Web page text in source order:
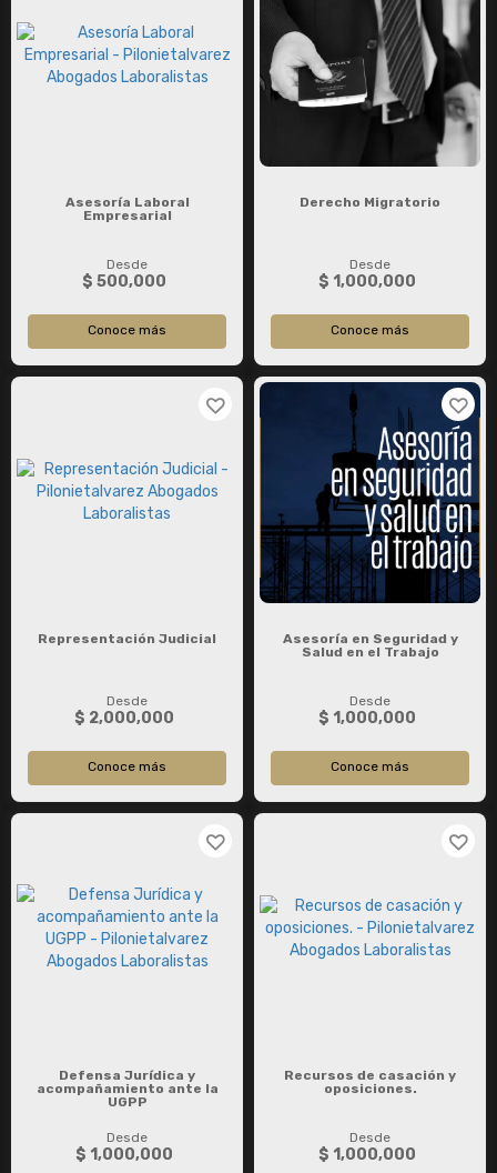
Asesoría Laboral
Empresarial
Desde
$ 500,000
Conoce más
Derecho Migratorio
Desde
$ 1,000,000
Conoce más
Representación Judicial
Desde
$ 2,000,000
Conoce más
Asesoría en Seguridad y
Salud en el Trabajo
Desde
$ 1,000,000
Conoce más
Defensa Jurídica y
acompañamiento ante la
UGPP
Desde
$ 1,000,000
Recursos de casación y
oposiciones.
Desde
$ 1,000,000